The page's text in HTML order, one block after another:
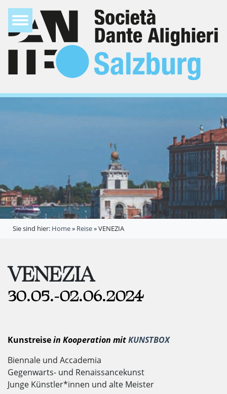
Sie sind hier: Home» Reise»VENEZIA
VENEZIA
30.05.-02.06.2024
Kunstreisein Kooperation mitKUNSTBOX
Biennale und Accademia
Gegenwarts- und Renaissancekunst
Junge Künstler*innen und alte Meister